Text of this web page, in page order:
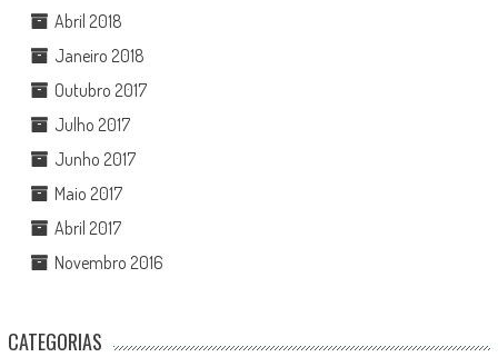
Abril 2018
Janeiro 2018
Outubro 2017
Julho 2017
Junho 2017
Maio 2017
Abril 2017
Novembro 2016
CATEGORIAS